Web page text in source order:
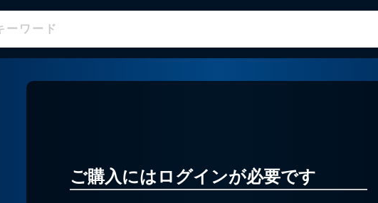
ご購入にはログインが必要です